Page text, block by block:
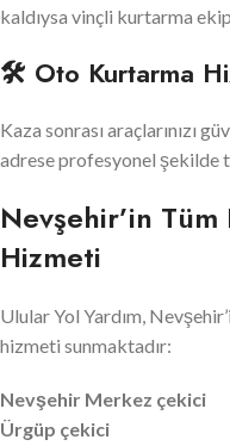
kaldıysa vinçli kurtarma
🛠 Oto Kurtarma
Kaza sonrası araçlarınızı
adrese profesyonel şekilde
Nevşehir’in
Hizmeti
Ulular Yol Yardım,
hizmeti sunmaktadır:
Nevşehir Merkez çekici
Ürgüp çekici